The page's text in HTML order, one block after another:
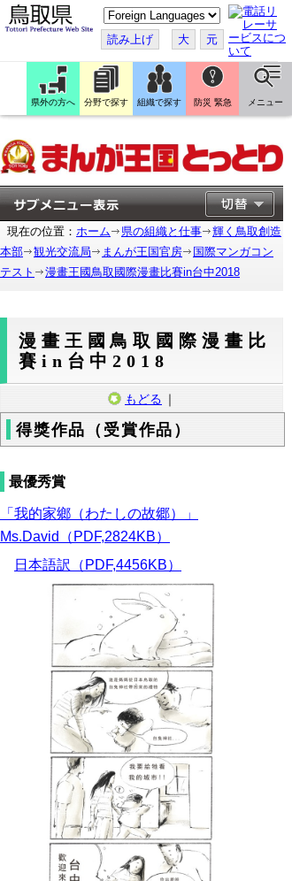
こ
の
ペ
ー
ジ
を
翻
訳
す
読み上げ 大 元
県外の方へ 分野で探す 組織で探す 防災 緊急 メニュー
現在の位置： ホーム 県の組織と仕事
輝く鳥取創造
本部
観光交流局 まんが王国官房
国際マンガコン
テスト
漫畫王國鳥取國際漫畫比賽in台中2018
漫畫王國鳥取國際漫畫比
賽in台中2018
もどる ｜
得獎作品（受賞作品）
最優秀賞
「我的家鄉（わたしの故郷）」
Ms.David（PDF,2824KB）
日本語訳（PDF,4456KB）